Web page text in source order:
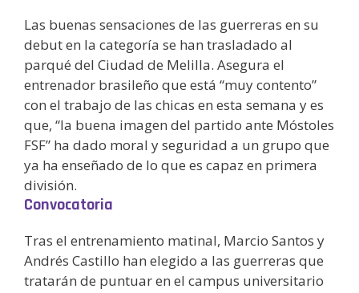
Las buenas sensaciones de las guerreras en su
debut en la categoría se han trasladado al
parqué del Ciudad de Melilla. Asegura el
entrenador brasileño que está “muy contento”
con el trabajo de las chicas en esta semana y es
que, “la buena imagen del partido ante Móstoles
FSF” ha dado moral y seguridad a un grupo que
ya ha enseñado de lo que es capaz en primera
división.
Convocatoria
Tras el entrenamiento matinal, Marcio Santos y
Andrés Castillo han elegido a las guerreras que
tratarán de puntuar en el campus universitario